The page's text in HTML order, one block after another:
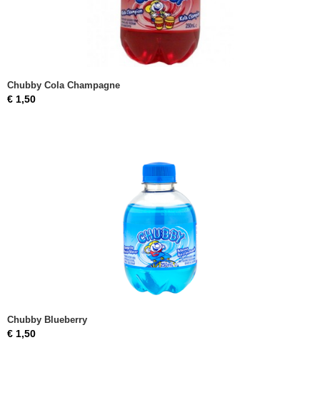
Chubby Cola Champagne
€ 1,50
Chubby Blueberry
€ 1,50